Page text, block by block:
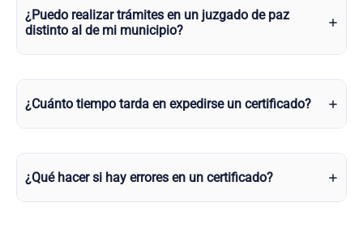
¿Puedo realizar trámites en un juzgado de paz
distinto al de mi municipio?
¿Cuánto tiempo tarda en expedirse un certificado?
¿Qué hacer si hay errores en un certificado?